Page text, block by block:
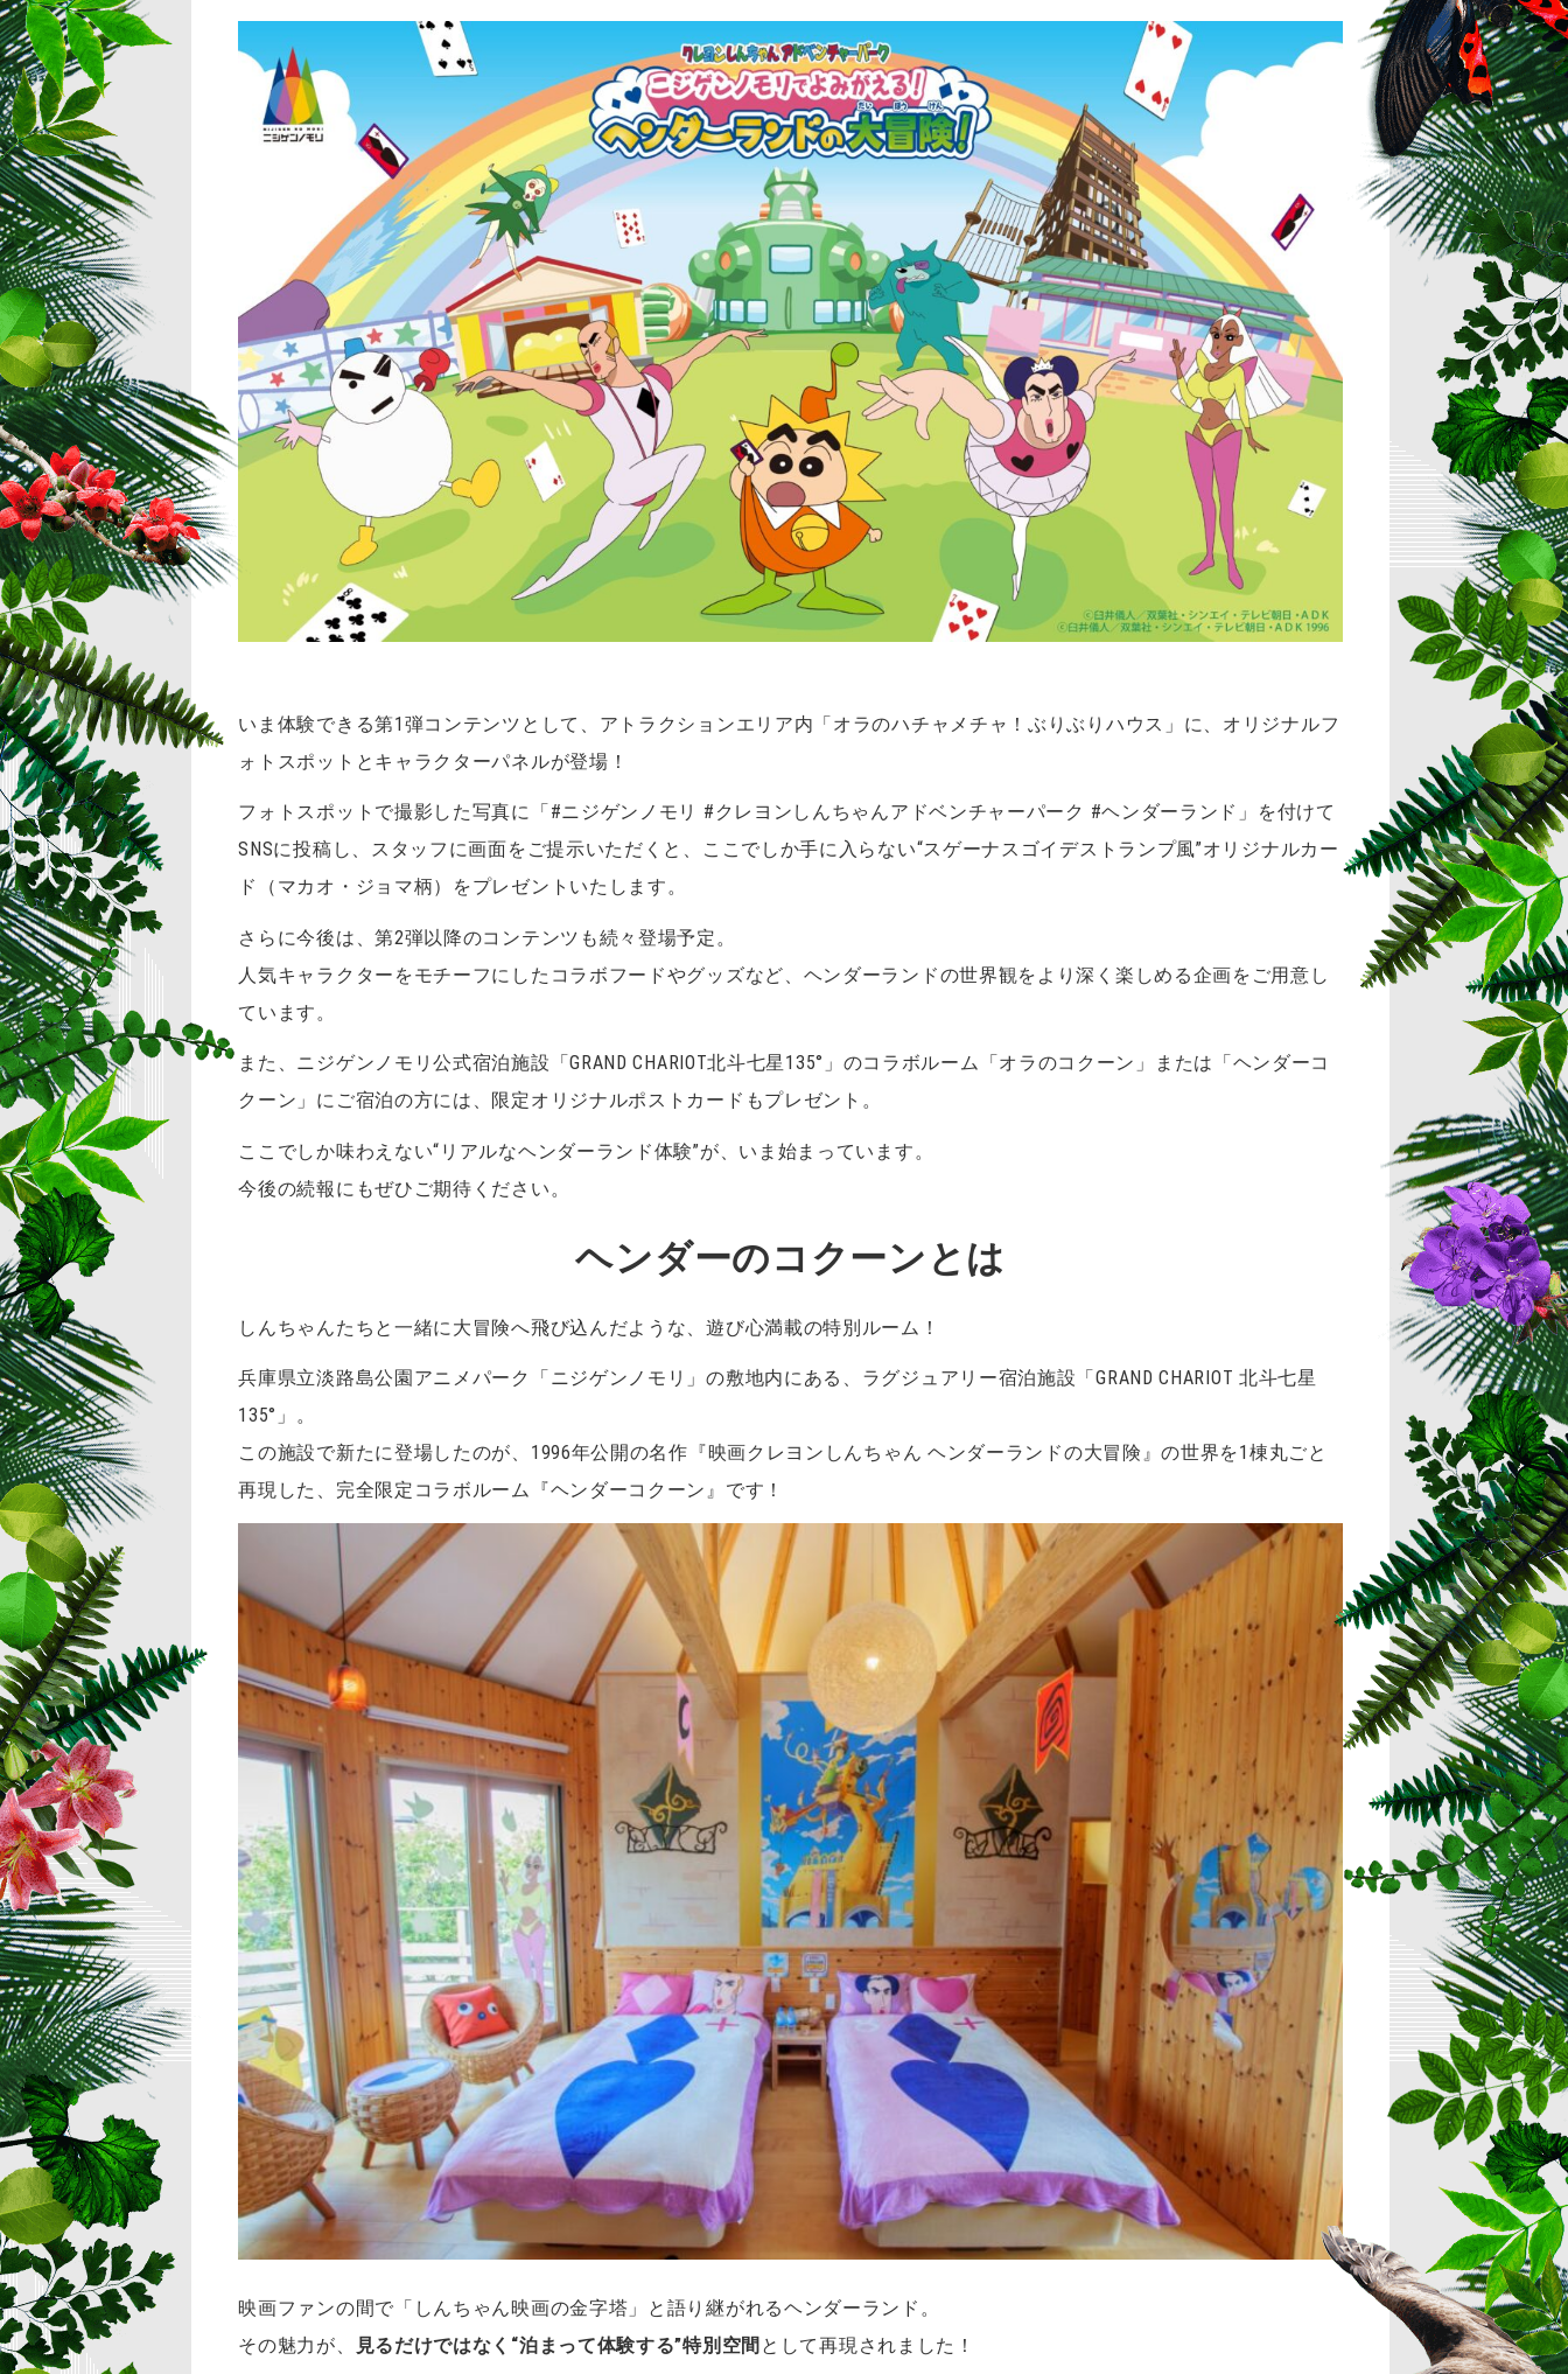
いま体験できる第1弾コンテンツとして、アトラクションエリア内「オラのハチャメチャ！ぶりぶりハウス」に、オリジナルフ
ォトスポットとキャラクターパネルが登場！
フォトスポットで撮影した写真に「#ニジゲンノモリ #クレヨンしんちゃんアドベンチャーパーク #ヘンダーランド」を付けて
SNSに投稿し、スタッフに画面をご提示いただくと、ここでしか手に入らない“スゲーナスゴイデストランプ風”オリジナルカー
ド（マカオ・ジョマ柄）をプレゼントいたします。
さらに今後は、第2弾以降のコンテンツも続々登場予定。
人気キャラクターをモチーフにしたコラボフードやグッズなど、ヘンダーランドの世界観をより深く楽しめる企画をご用意し
ています。
また、ニジゲンノモリ公式宿泊施設「GRAND CHARIOT北斗七星135°」のコラボルーム「オラのコクーン」または「ヘンダーコ
クーン」にご宿泊の方には、限定オリジナルポストカードもプレゼント。
ここでしか味わえない“リアルなヘンダーランド体験”が、いま始まっています。
今後の続報にもぜひご期待ください。
ヘンダーのコクーンとは
しんちゃんたちと一緒に大冒険へ飛び込んだような、遊び心満載の特別ルーム！
兵庫県立淡路島公園アニメパーク「ニジゲンノモリ」の敷地内にある、ラグジュアリー宿泊施設「GRAND CHARIOT 北斗七星
135°」。
この施設で新たに登場したのが、1996年公開の名作『映画クレヨンしんちゃん ヘンダーランドの大冒険』の世界を1棟丸ごと
再現した、完全限定コラボルーム『ヘンダーコクーン』です！
映画ファンの間で「しんちゃん映画の金字塔」と語り継がれるヘンダーランド。
その魅力が、
見るだけではなく“泊まって体験する”特別空間 として再現されました！